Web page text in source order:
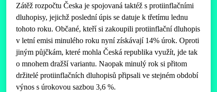
Zátěž rozpočtu Česka je spojovaná taktéž s protiinflačními
dluhopisy, jejichž poslední úpis se datuje k třetímu lednu
tohoto roku. Občané, kteří si zakoupili protiinflační dluhopis
v letní emisi minulého roku nyní získávají 14% úrok. Oproti
jiným půjčkám, které mohla Česká republika využít, jde tak
o mnohem dražší variantu. Naopak minulý rok si přitom
držitelé protiinflačních dluhopisů připsali ve stejném období
výnos s úrokovou sazbou 3,6 %.